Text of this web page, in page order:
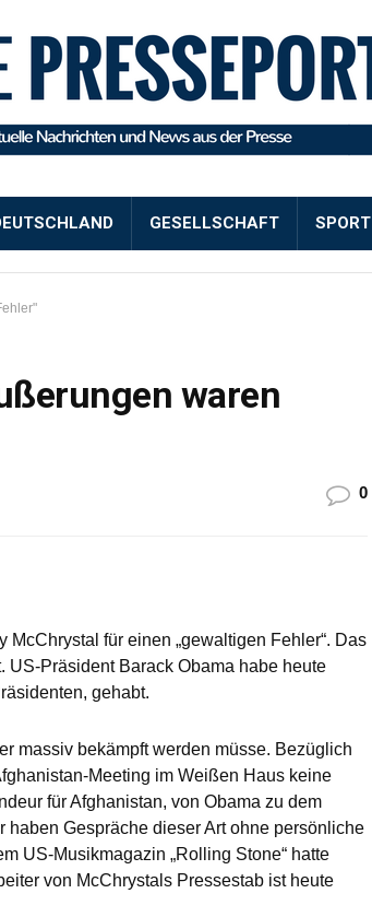
GESELLSCHAFT SPORT
waren
0
für einen „gewaltigen Fehler“. Das
Präsident Barack Obama habe heute
gehabt.
massiv bekämpft werden müsse. Bezüglich
Meeting im Weißen Haus keine
für Afghanistan, von Obama zu dem
Gespräche dieser Art ohne persönliche
US-Musikmagazin „Rolling Stone“ hatte
von McChrystals Pressestab ist heute